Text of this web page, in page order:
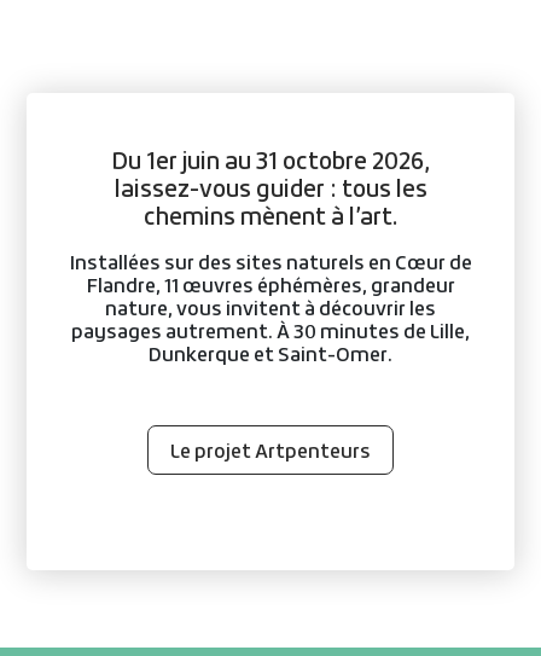
Du 1er juin au 31 octobre 2026,
laissez-vous guider : tous les
chemins mènent à l’art.
Installées sur des sites naturels en Cœur de
Flandre, 11 œuvres éphémères, grandeur
nature, vous invitent à découvrir les
paysages autrement. À 30 minutes de Lille,
Dunkerque et Saint-Omer.
Le projet Artpenteurs